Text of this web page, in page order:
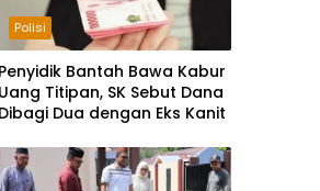
Polisi
Penyidik Bantah Bawa Kabur
Uang Titipan, SK Sebut Dana
Dibagi Dua dengan Eks Kanit